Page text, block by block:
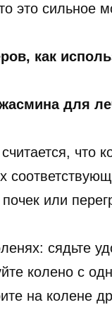
это сильное
как
для
что
или
сядьте
колено с
на колене